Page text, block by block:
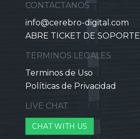
CONTACTANOS
info@cerebro-digital.com
ABRE TICKET DE SOPORTE
TERMINOS LEGALES
Terminos de Uso
Políticas de Privacidad
LIVE CHAT
CHAT WITH US